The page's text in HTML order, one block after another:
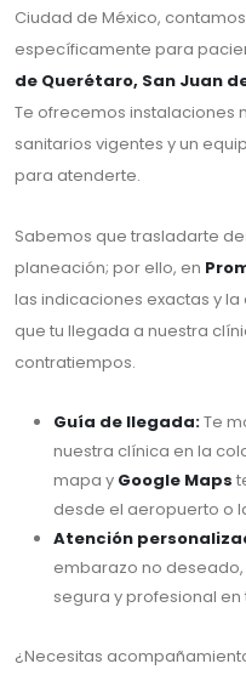
Ciudad de México,
específicamente para
de Querétaro, San Juan
Te ofrecemos instalaciones
sanitarios vigentes y un
para atenderte.
Sabemos que trasladarte
planeación; por ello, en
las indicaciones exactas y
que tu llegada a nuestra
contratiempos.
Guía de llegada:Te
nuestra clínica en la
mapa y Google Maps
desde el aeropuerto o
Atención
embarazo no
segura y profesional
¿Necesitas